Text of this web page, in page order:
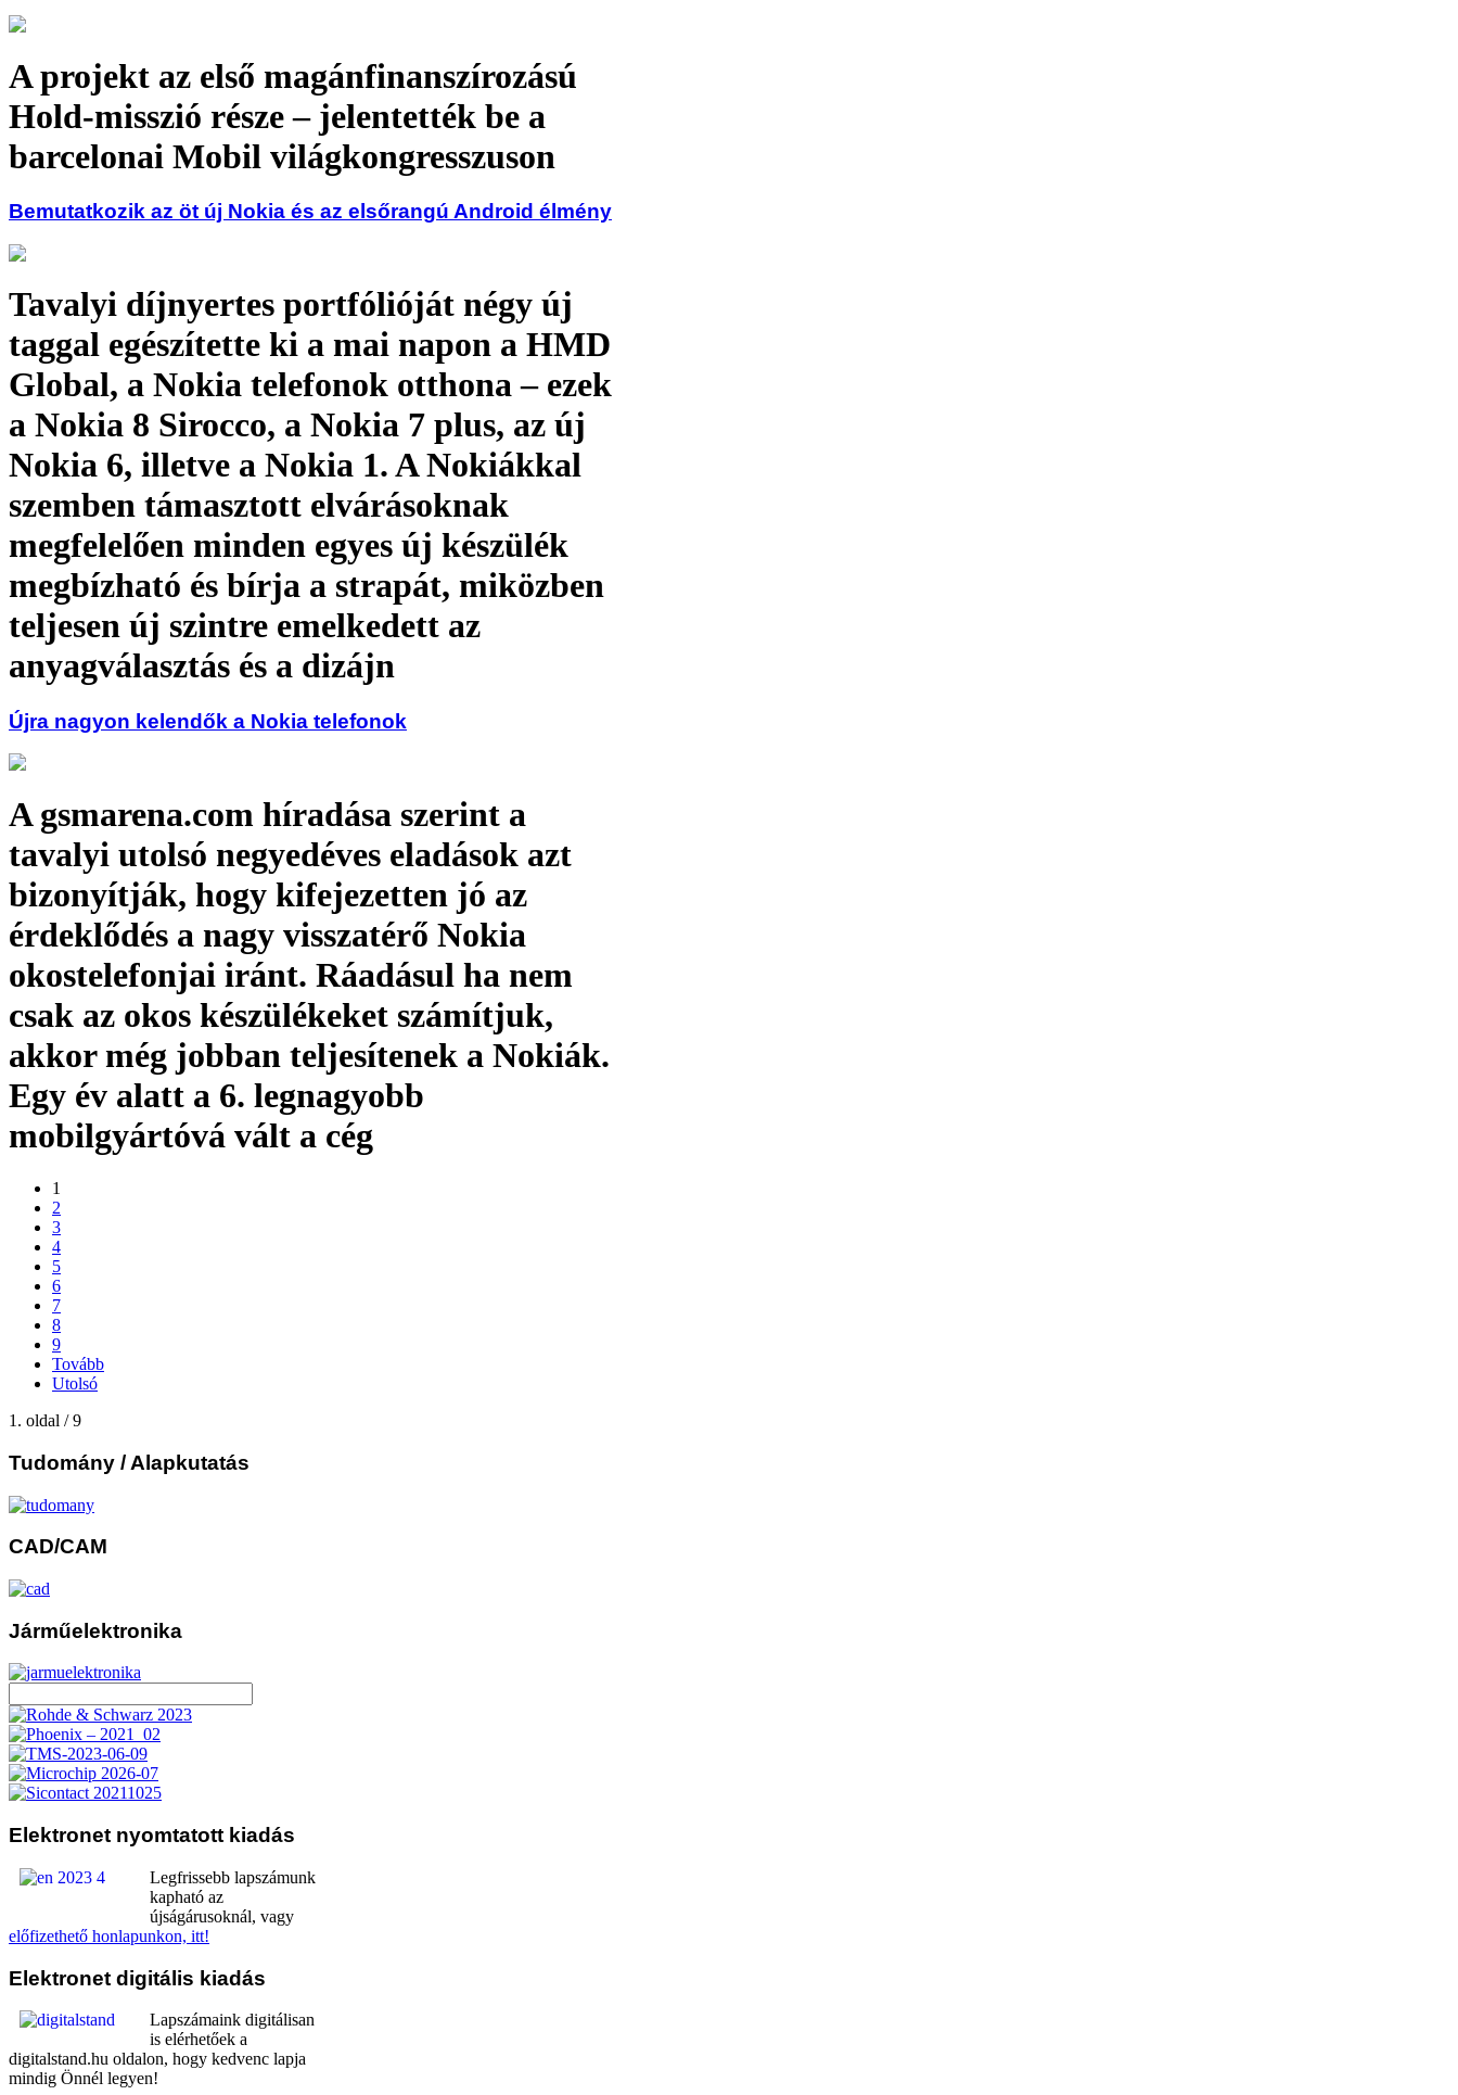
A projekt az első magánfinanszírozású
Hold-misszió része – jelentették be a
barcelonai Mobil világkongresszuson
Bemutatkozik az öt új Nokia és az elsőrangú Android élmény
Tavalyi díjnyertes portfólióját négy új
taggal egészítette ki a mai napon a HMD
Global, a Nokia telefonok otthona – ezek
a Nokia 8 Sirocco, a Nokia 7 plus, az új
Nokia 6, illetve a Nokia 1. A Nokiákkal
szemben támasztott elvárásoknak
megfelelően minden egyes új készülék
megbízható és bírja a strapát, miközben
teljesen új szintre emelkedett az
anyagválasztás és a dizájn
Újra nagyon kelendők a Nokia telefonok
A gsmarena.com híradása szerint a
tavalyi utolsó negyedéves eladások azt
bizonyítják, hogy kifejezetten jó az
érdeklődés a nagy visszatérő Nokia
okostelefonjai iránt. Ráadásul ha nem
csak az okos készülékeket számítjuk,
akkor még jobban teljesítenek a Nokiák.
Egy év alatt a 6. legnagyobb
mobilgyártóvá vált a cég
1
2
3
4
5
6
7
8
9
Tovább
Utolsó
1. oldal / 9
Tudomány / Alapkutatás
CAD/CAM
Járműelektronika
Elektronet nyomtatott kiadás
Legfrissebb lapszámunk
kapható az
újságárusoknál, vagy
előfizethető honlapunkon, itt!
Elektronet digitális kiadás
Lapszámaink digitálisan
is elérhetőek a
digitalstand.hu oldalon, hogy kedvenc lapja
mindig Önnél legyen!